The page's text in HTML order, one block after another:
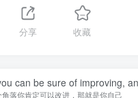
分享 收藏
can be sure of improving,
落你肯定可以改进，那就是你自己